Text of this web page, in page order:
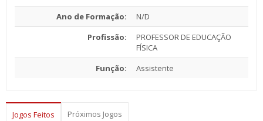
Ano de Formação:
N/D
Profissão:
PROFESSOR DE EDUCAÇÃO
FÍSICA
Função:
Assistente
Jogos Feitos Próximos Jogos